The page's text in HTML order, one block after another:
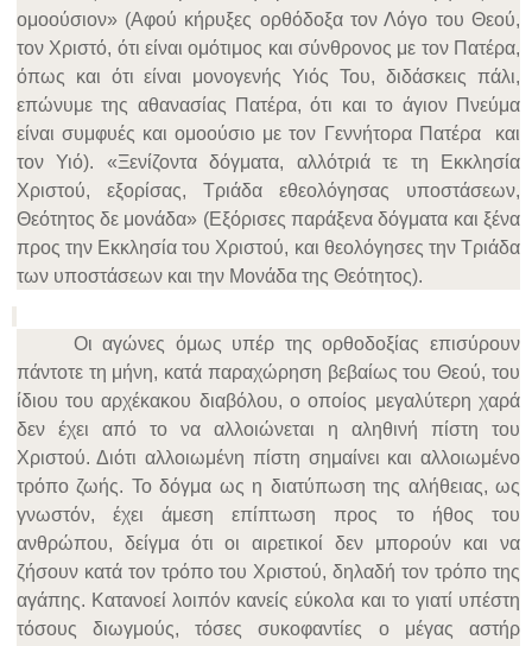
ομοούσιον» (Αφού κήρυξες ορθόδοξα τον Λόγο του Θεού,
τον Χριστό, ότι είναι ομότιμος και σύνθρονος με τον Πατέρα,
όπως και ότι είναι μονογενής Υιός Του, διδάσκεις πάλι,
επώνυμε της αθανασίας Πατέρα, ότι και το άγιον Πνεύμα
είναι συμφυές και ομοούσιο με τον Γεννήτορα Πατέρα και
τον Υιό). «Ξενίζοντα δόγματα, αλλότριά τε τη Εκκλησία
Χριστού, εξορίσας, Τριάδα εθεολόγησας υποστάσεων,
Θεότητος δε μονάδα» (Εξόρισες παράξενα δόγματα και ξένα
προς την Εκκλησία του Χριστού, και θεολόγησες την Τριάδα
των υποστάσεων και την Μονάδα της Θεότητος).
Οι αγώνες όμως υπέρ της ορθοδοξίας επισύρουν
πάντοτε τη μήνη, κατά παραχώρηση βεβαίως του Θεού, του
ίδιου του αρχέκακου διαβόλου, ο οποίος μεγαλύτερη χαρά
δεν έχει από το να αλλοιώνεται η αληθινή πίστη του
Χριστού. Διότι αλλοιωμένη πίστη σημαίνει και αλλοιωμένο
τρόπο ζωής. Το δόγμα ως η διατύπωση της αλήθειας, ως
γνωστόν, έχει άμεση επίπτωση προς το ήθος του
ανθρώπου, δείγμα ότι οι αιρετικοί δεν μπορούν και να
ζήσουν κατά τον τρόπο του Χριστού, δηλαδή τον τρόπο της
αγάπης. Κατανοεί λοιπόν κανείς εύκολα και το γιατί υπέστη
τόσους διωγμούς, τόσες συκοφαντίες ο μέγας αστήρ